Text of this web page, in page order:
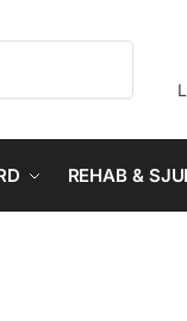
REHAB &